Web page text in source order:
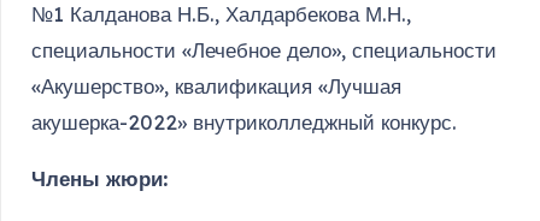
№1 Калданова Н.Б., Халдарбекова М.Н.,
специальности «Лечебное дело», специальности
«Акушерство», квалификация «Лучшая
акушерка-2022» внутриколледжный конкурс.
Члены жюри: